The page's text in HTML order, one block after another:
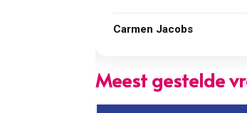
Carmen Jacobs
Meest gestelde